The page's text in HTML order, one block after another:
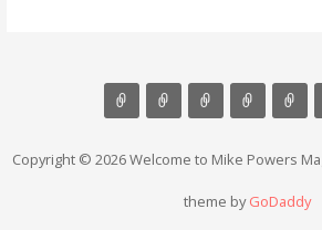
Copyright © 2026 Welcome to Mike Powers
theme byGoDaddy